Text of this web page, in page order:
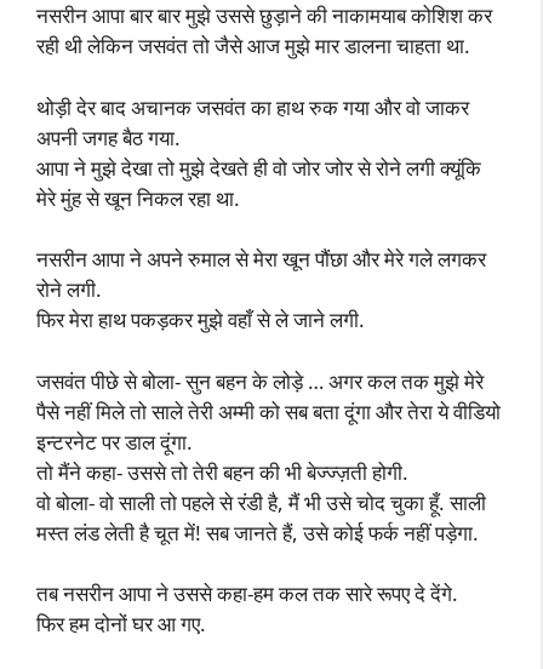
नसरीन आपा बार बार मुझे उससे छुड़ाने की नाकामयाब कोशिश कर
रही थी लेकिन जसवंत तो जैसे आज मुझे मार डालना चाहता था.
थोड़ी देर बाद अचानक जसवंत का हाथ रुक गया और वो जाकर
अपनी जगह बैठ गया.
आपा ने मुझे देखा तो मुझे देखते ही वो जोर जोर से रोने लगी क्यूंकि
मेरे मुंह से खून निकल रहा था.
नसरीन आपा ने अपने रुमाल से मेरा खून पौंछा और मेरे गले लगकर
रोने लगी.
फिर मेरा हाथ पकड़कर मुझे वहाँ से ले जाने लगी.
जसवंत पीछे से बोला- सुन बहन के लोड़े … अगर कल तक मुझे मेरे
पैसे नहीं मिले तो साले तेरी अम्मी को सब बता दूंगा और तेरा ये वीडियो
इन्टरनेट पर डाल दूंगा.
तो मैंने कहा- उससे तो तेरी बहन की भी बेज्ज्ज़ती होगी.
वो बोला- वो साली तो पहले से रंडी है, मैं भी उसे चोद चुका हूँ. साली
मस्त लंड लेती है चूत में! सब जानते हैं, उसे कोई फर्क नहीं पड़ेगा.
तब नसरीन आपा ने उससे कहा-हम कल तक सारे रूपए दे देंगे.
फिर हम दोनों घर आ गए.